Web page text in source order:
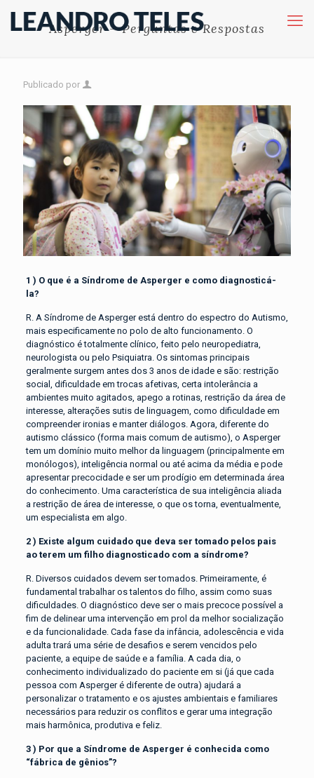
Asperger – Perguntas e Respostas
Publicado por
1 ) O que é a Síndrome de Asperger e como diagnosticá-
la?
R. A Síndrome de Asperger está dentro do espectro do Autismo,
mais especificamente no polo de alto funcionamento. O
diagnóstico é totalmente clínico, feito pelo neuropediatra,
neurologista ou pelo Psiquiatra. Os sintomas principais
geralmente surgem antes dos 3 anos de idade e são: restrição
social, dificuldade em trocas afetivas, certa intolerância a
ambientes muito agitados, apego a rotinas, restrição da área de
interesse, alterações sutis de linguagem, como dificuldade em
compreender ironias e manter diálogos. Agora, diferente do
autismo clássico (forma mais comum de autismo), o Asperger
tem um domínio muito melhor da linguagem (principalmente em
monólogos), inteligência normal ou até acima da média e pode
apresentar precocidade e ser um prodígio em determinada área
do conhecimento. Uma característica de sua inteligência aliada
a restrição de área de interesse, o que os torna, eventualmente,
um especialista em algo.
2 ) Existe algum cuidado que deva ser tomado pelos pais
ao terem um filho diagnosticado com a síndrome?
R. Diversos cuidados devem ser tomados. Primeiramente, é
fundamental trabalhar os talentos do filho, assim como suas
dificuldades. O diagnóstico deve ser o mais precoce possível a
fim de delinear uma intervenção em prol da melhor socialização
e da funcionalidade. Cada fase da infância, adolescência e vida
adulta trará uma série de desafios e serem vencidos pelo
paciente, a equipe de saúde e a família. A cada dia, o
conhecimento individualizado do paciente em si (já que cada
pessoa com Asperger é diferente de outra) ajudará a
personalizar o tratamento e os ajustes ambientais e familiares
necessários para reduzir os conflitos e gerar uma integração
mais harmônica, produtiva e feliz.
3 ) Por que a Síndrome de Asperger é conhecida como
“fábrica de gênios”?